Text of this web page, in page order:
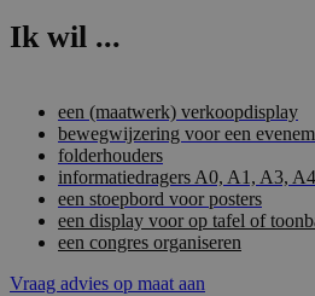
Ik wil ...
een (maatwerk) verkoopdisplay
bewegwijzering voor een
folderhouders
informatiedragers A0, A1, A3,
een stoepbord voor posters
een display voor op tafel of
een congres organiseren
Vraag advies op maat aan